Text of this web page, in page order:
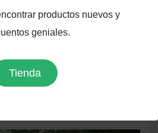
productos nuevos y
geniales.
Tienda